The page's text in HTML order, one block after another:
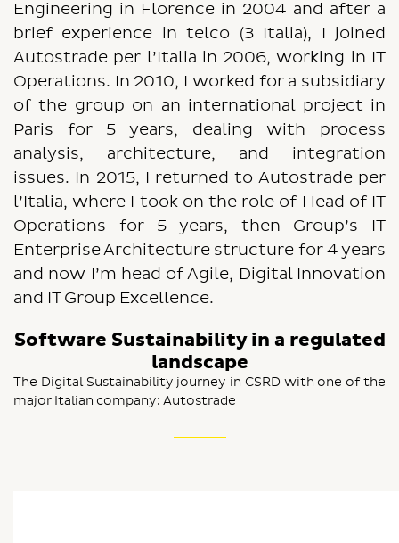
Engineering in Florence in 2004 and after a
brief experience in telco (3 Italia), I joined
Autostrade per l’Italia in 2006, working in IT
Operations. In 2010, I worked for a subsidiary
of the group on an international project in
Paris for 5 years, dealing with process
analysis, architecture, and integration
issues. In 2015, I returned to Autostrade per
l’Italia, where I took on the role of Head of IT
Operations for 5 years, then Group’s IT
Enterprise Architecture structure for 4 years
and now I’m head of Agile, Digital Innovation
and IT Group Excellence.
Software Sustainability in a regulated
landscape
The Digital Sustainability journey in CSRD with one of the
major Italian company: Autostrade